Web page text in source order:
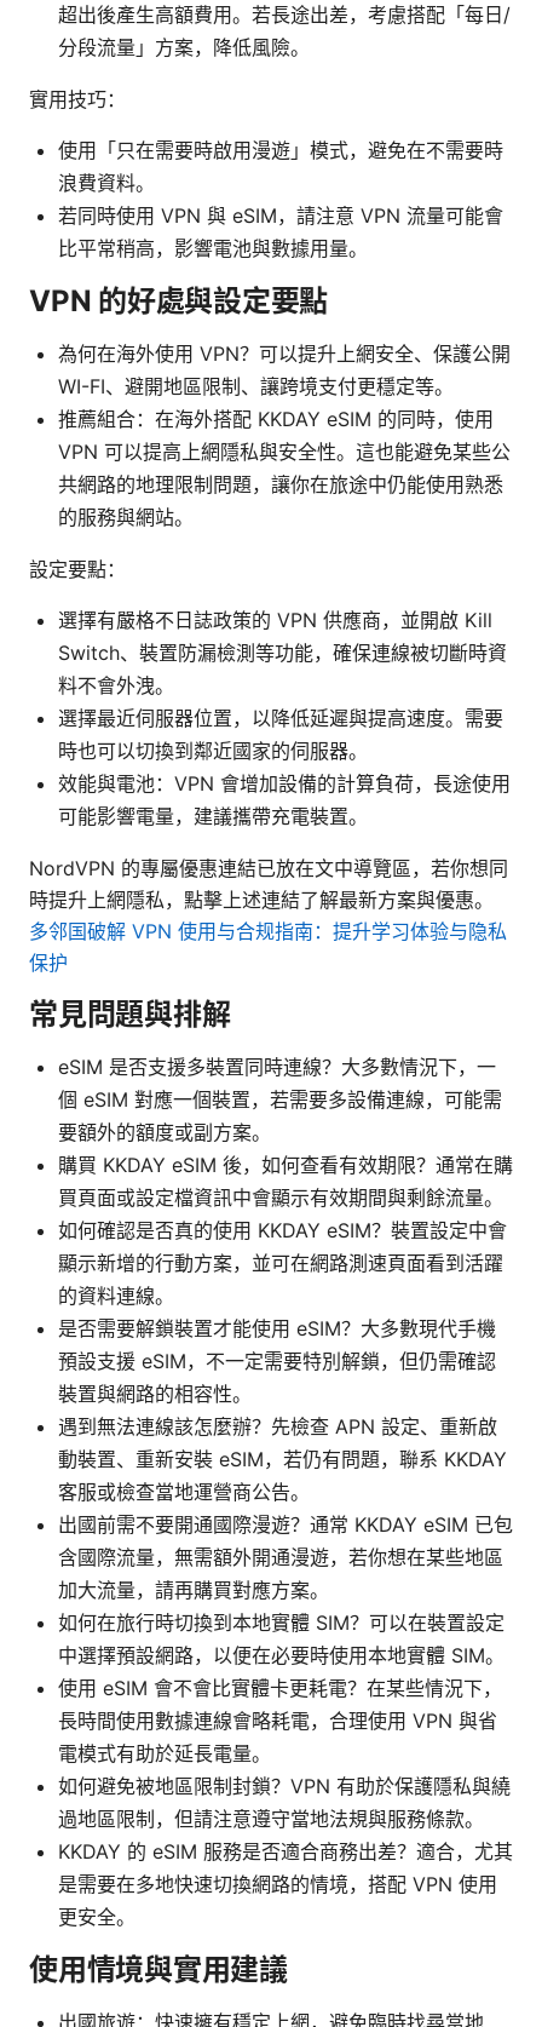
超出後產生高額費用。若長途出差，考慮搭配「每日/
分段流量」方案，降低風險。
實用技巧：
使用「只在需要時啟用漫遊」模式，避免在不需要時
浪費資料。
若同時使用 VPN 與 eSIM，請注意 VPN 流量可能會
比平常稍高，影響電池與數據用量。
VPN 的好處與設定要點
為何在海外使用 VPN？可以提升上網安全、保護公開
WI-FI、避開地區限制、讓跨境支付更穩定等。
推薦組合：在海外搭配 KKDAY eSIM 的同時，使用
VPN 可以提高上網隱私與安全性。這也能避免某些公
共網路的地理限制問題，讓你在旅途中仍能使用熟悉
的服務與網站。
設定要點：
選擇有嚴格不日誌政策的 VPN 供應商，並開啟 Kill
Switch、裝置防漏檢測等功能，確保連線被切斷時資
料不會外洩。
選擇最近伺服器位置，以降低延遲與提高速度。需要
時也可以切換到鄰近國家的伺服器。
效能與電池：VPN 會增加設備的計算負荷，長途使用
可能影響電量，建議攜帶充電裝置。
NordVPN 的專屬優惠連結已放在文中導覽區，若你想同
時提升上網隱私，點擊上述連結了解最新方案與優惠。
多邻国破解 VPN 使用与合规指南：提升学习体验与隐私
保护
常見問題與排解
eSIM 是否支援多裝置同時連線？大多數情況下，一
個 eSIM 對應一個裝置，若需要多設備連線，可能需
要額外的額度或副方案。
購買 KKDAY eSIM 後，如何查看有效期限？通常在購
買頁面或設定檔資訊中會顯示有效期間與剩餘流量。
如何確認是否真的使用 KKDAY eSIM？裝置設定中會
顯示新增的行動方案，並可在網路測速頁面看到活躍
的資料連線。
是否需要解鎖裝置才能使用 eSIM？大多數現代手機
預設支援 eSIM，不一定需要特別解鎖，但仍需確認
裝置與網路的相容性。
遇到無法連線該怎麼辦？先檢查 APN 設定、重新啟
動裝置、重新安裝 eSIM，若仍有問題，聯系 KKDAY
客服或檢查當地運營商公告。
出國前需不要開通國際漫遊？通常 KKDAY eSIM 已包
含國際流量，無需額外開通漫遊，若你想在某些地區
加大流量，請再購買對應方案。
如何在旅行時切換到本地實體 SIM？可以在裝置設定
中選擇預設網路，以便在必要時使用本地實體 SIM。
使用 eSIM 會不會比實體卡更耗電？在某些情況下，
長時間使用數據連線會略耗電，合理使用 VPN 與省
電模式有助於延長電量。
如何避免被地區限制封鎖？VPN 有助於保護隱私與繞
過地區限制，但請注意遵守當地法規與服務條款。
KKDAY 的 eSIM 服務是否適合商務出差？適合，尤其
是需要在多地快速切換網路的情境，搭配 VPN 使用
更安全。
使用情境與實用建議
出國旅遊：快速擁有穩定上網，避免臨時找尋當地